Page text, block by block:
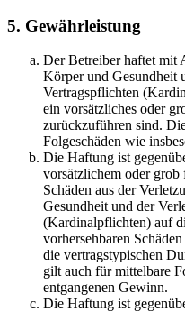
5. Gewährleistung
Der Betreiber haftet mit
Körper und Gesundheit
Vertragspflichten
ein vorsätzliches oder
zurückzuführen sind.
Folgeschäden wie
Die Haftung ist
vorsätzlichem oder grob
Schäden aus der
Gesundheit und der
(Kardinalpflichten) auf
vorhersehbaren
die vertragstypischen
gilt auch für mittelbare
entgangenen Gewinn.
Die Haftung ist